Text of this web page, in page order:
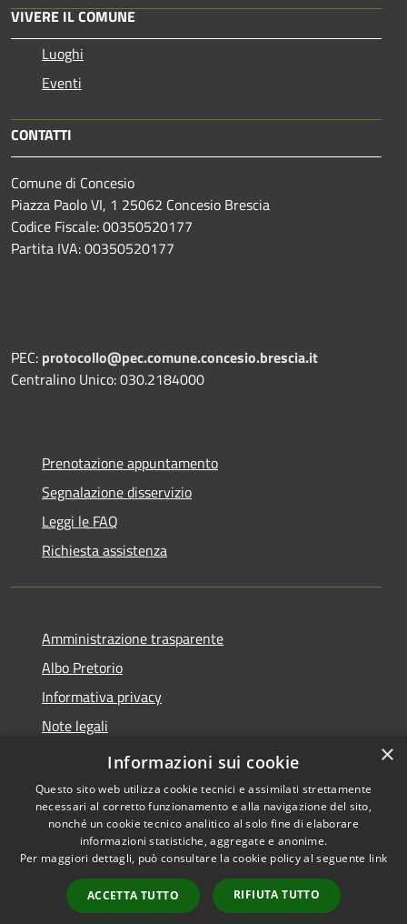
VIVERE IL COMUNE
Luoghi
Eventi
CONTATTI
Comune di Concesio
Piazza Paolo VI, 1 25062 Concesio Brescia
Codice Fiscale: 00350520177
Partita IVA: 00350520177
PEC: protocollo@pec.comune.concesio.brescia.it
Centralino Unico: 030.2184000
Prenotazione appuntamento
Segnalazione disservizio
Leggi le FAQ
Richiesta assistenza
Amministrazione trasparente
Albo Pretorio
Informativa privacy
Note legali
Dichiarazione di accessibilità
Accessibilità
Copyright © 2021 •
Comune di Concesio •
Powered byMunicipium
Accesso redazione
×
Informazioni sui cookie
Questo sito web utilizza cookie tecnici e assimilati strettamente
necessari al corretto funzionamento e alla navigazione del sito,
nonché un cookie tecnico analitico al solo fine di elaborare
informazioni statistiche, aggregate e anonime.
Per maggiori dettagli, può consultare la cookie policy al seguente link
ACCETTA TUTTO RIFIUTA TUTTO